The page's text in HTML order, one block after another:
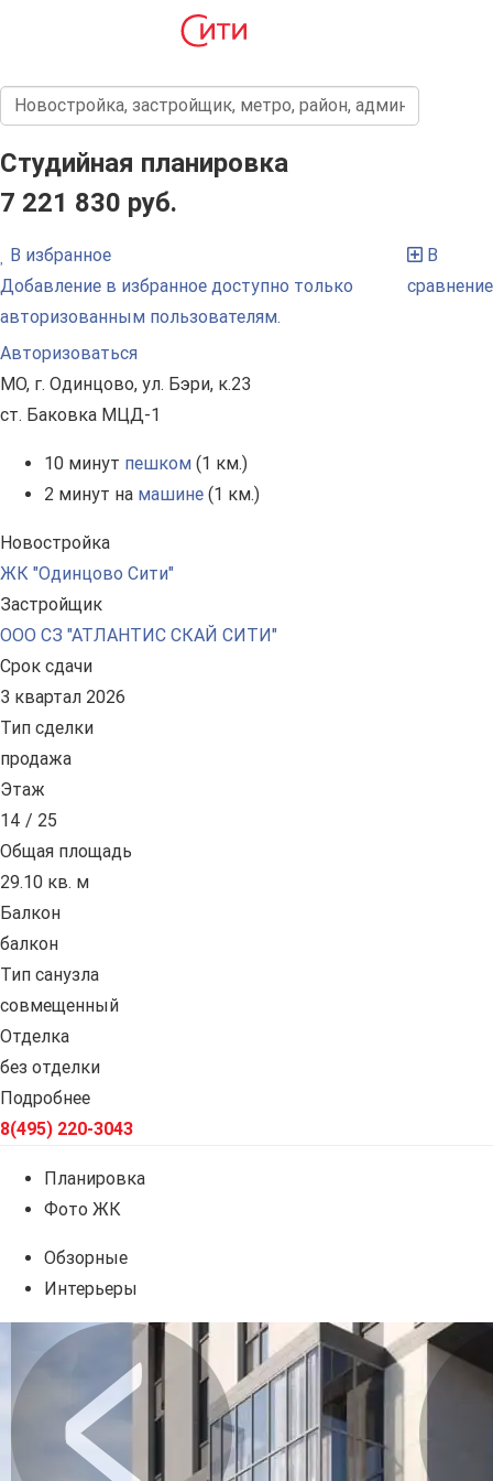
Студийная планировка
7 221 830 руб.
В избранное
Добавление в избранное доступно только
авторизованным пользователям.
Авторизоваться
В
сравнение
МО, г. Одинцово, ул. Бэри, к.23
ст. Баковка МЦД-1
10 минут пешком (1 км.)
2 минут на машине (1 км.)
Новостройка
ЖК "Одинцово Сити"
Застройщик
ООО СЗ "АТЛАНТИС СКАЙ СИТИ"
Срок сдачи
3 квартал 2026
Тип сделки
продажа
Этаж
14 / 25
Общая площадь
29.10 кв. м
Балкон
балкон
Тип санузла
совмещенный
Отделка
без отделки
Подробнее
8(495) 220-3043
Планировка
Фото ЖК
Обзорные
Интерьеры